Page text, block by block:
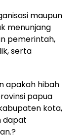
maupun
menunjang
pemerintah,
serta
apakah hibah
papua
kota,
dapat